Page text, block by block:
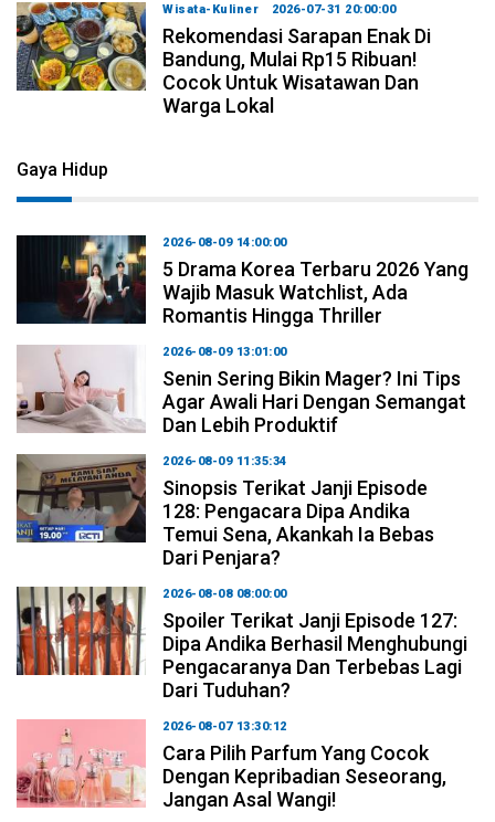
Wisata-Kuliner 2026-07-31 20:00:00
Rekomendasi Sarapan Enak Di
Bandung, Mulai Rp15 Ribuan!
Cocok Untuk Wisatawan Dan
Warga Lokal
Gaya Hidup
2026-08-09 14:00:00
5 Drama Korea Terbaru 2026 Yang
Wajib Masuk Watchlist, Ada
Romantis Hingga Thriller
2026-08-09 13:01:00
Senin Sering Bikin Mager? Ini Tips
Agar Awali Hari Dengan Semangat
Dan Lebih Produktif
2026-08-09 11:35:34
Sinopsis Terikat Janji Episode
128: Pengacara Dipa Andika
Temui Sena, Akankah Ia Bebas
Dari Penjara?
2026-08-08 08:00:00
Spoiler Terikat Janji Episode 127:
Dipa Andika Berhasil Menghubungi
Pengacaranya Dan Terbebas Lagi
Dari Tuduhan?
2026-08-07 13:30:12
Cara Pilih Parfum Yang Cocok
Dengan Kepribadian Seseorang,
Jangan Asal Wangi!